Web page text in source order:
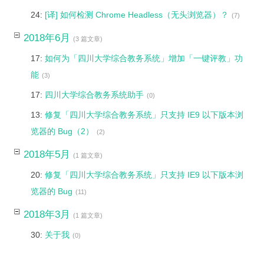
24: [译] 如何检测 Chrome Headless（无头浏览器）？ (7)
2018年6月 (3 篇文章)
17: 如何为「四川大学综合教务系统」增加「一键评教」功
能 (3)
17: 四川大学综合教务系统助手 (0)
13: 修复「四川大学综合教务系统」只支持 IE9 以下版本浏
览器的 Bug（2）
(2)
2018年5月 (1 篇文章)
20: 修复「四川大学综合教务系统」只支持 IE9 以下版本浏
览器的 Bug (11)
2018年3月 (1 篇文章)
30: 关于我 (0)